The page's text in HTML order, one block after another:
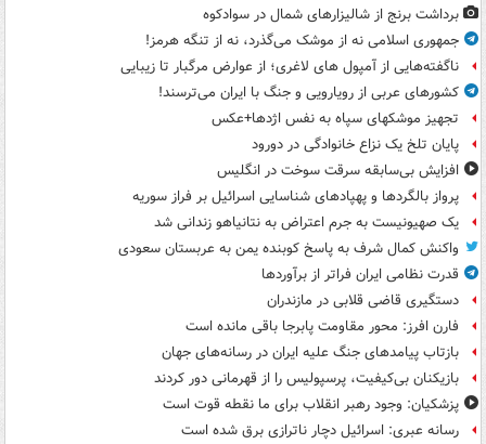
برداشت برنج از شالیزارهای شمال در سوادکوه
جمهوری اسلامی نه از موشک می‌گذرد، نه از تنگه هرمز!
ناگفته‌هایی از آمپول های لاغری؛ از عوارض مرگبار تا زیبایی
کشورهای عربی از رویارویی و جنگ با ایران می‌ترسند!
تجهیز موشکهای سپاه به نفس اژدها+عکس
پایان تلخ یک نزاع خانوادگی در دورود
افزایش بی‌سابقه سرقت سوخت در انگلیس
پرواز بالگردها و پهپادهای شناسایی اسرائیل بر فراز سوریه
یک صهیونیست به جرم اعتراض به نتانیاهو زندانی شد
واکنش کمال شرف به پاسخ کوبنده یمن به عربستان سعودی
قدرت نظامی ایران فراتر از برآوردها
دستگیری قاضی قلابی در مازندران
فارن افرز: محور مقاومت پابرجا باقی مانده است
بازتاب پیامدهای جنگ علیه ایران در رسانه‌های جهان
بازیکنان بی‌کیفیت، پرسپولیس را از قهرمانی دور کردند
پزشکیان: وجود رهبر انقلاب برای ما نقطه قوت است
رسانه عبری: اسرائیل دچار ناترازی برق شده است